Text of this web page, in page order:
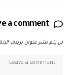
a comment
لن يتم نشر عنوان بريدك